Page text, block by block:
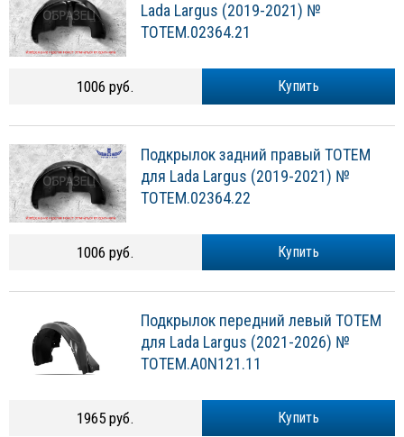
Lada Largus (2019-2021) №
TOTEM.02364.21
Купить
1006 руб.
Подкрылок задний правый TOTEM
для Lada Largus (2019-2021) №
TOTEM.02364.22
Купить
1006 руб.
Подкрылок передний левый TOTEM
для Lada Largus (2021-2026) №
TOTEM.A0N121.11
Купить
1965 руб.